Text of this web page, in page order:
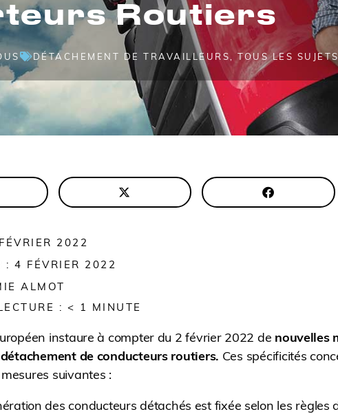
Routiers
DÉTACHEMENT DE TRAVAILLEURS ,TOUS LES
2022
: 4 FÉVRIER 2022
ALMOT
: < 1 MINUTE
instaure à compter du 2 février 2022 de nouvelles
de conducteurs routiers. Ces spécificités
suivantes :
des conducteurs détachés est fixée selon les règles